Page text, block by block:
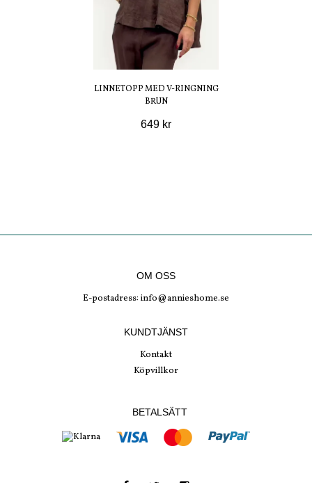
LINNETOPP MED V-RINGNING
BRUN
649 kr
OM OSS
E-postadress: info@annieshome.se
KUNDTJÄNST
Kontakt
Köpvillkor
BETALSÄTT